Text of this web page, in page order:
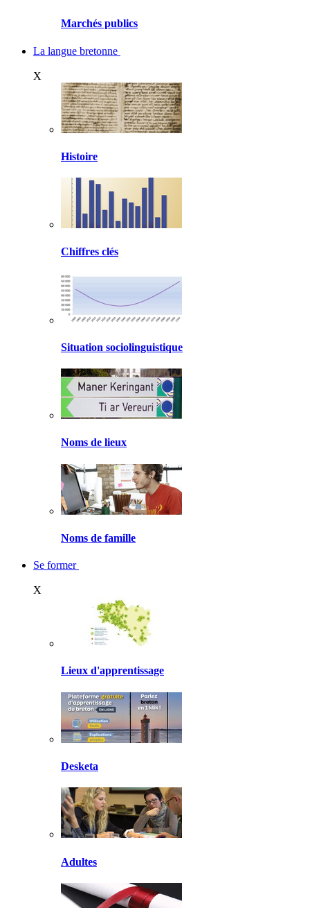
Marchés publics
La langue bretonne
X
Histoire
Chiffres clés
Situation sociolinguistique
Noms de lieux
Noms de famille
Se former
X
Lieux d'apprentissage
Desketa
Adultes